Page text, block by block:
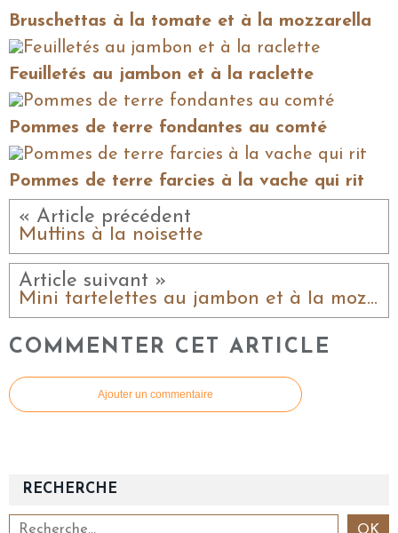
Bruschettas à la tomate et à la mozzarella
Feuilletés au jambon et à la raclette
Pommes de terre fondantes au comté
Pommes de terre farcies à la vache qui rit
« Article précédent
Muffins à la noisette
Article suivant »
Mini tartelettes au jambon et à la mozzarella
COMMENTER CET ARTICLE
Ajouter un commentaire
RECHERCHE